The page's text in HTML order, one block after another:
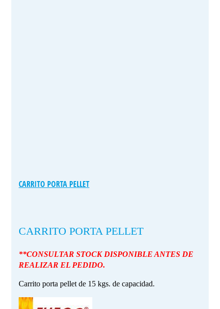
CARRITO PORTA PELLET
CARRITO PORTA PELLET
**CONSULTAR STOCK DISPONIBLE ANTES DE
REALIZAR EL PEDIDO.
Carrito porta pellet de 15 kgs. de capacidad.